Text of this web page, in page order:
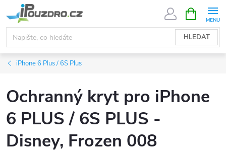
na
obsah
HLEDAT
NÁKUPNÍ
KOŠÍK
iPhone 6 Plus / 6S Plus
Ochranný kryt pro iPhone
6 PLUS / 6S PLUS -
Disney, Frozen 008